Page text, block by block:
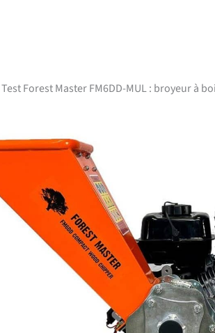
Test Forest Master FM6DD-MUL : broyeur à